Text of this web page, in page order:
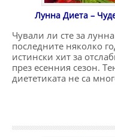
Лунна Диета –
Чували ли сте за
последните няколко
истински хит за
през есенния сезон.
диететиката не са